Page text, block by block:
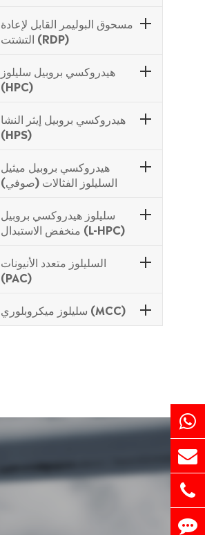
مسحوق البوليمر القابل لإعادة
التشتت (RDP)
هيدروكسي بروبيل سليلوز
(HPC)
هيدروكسي بروبيل إيثر النشا
(HPS)
هيدروكسي بروبيل ميثيل
السليلوز الفثالات (صوفي)
سليلوز هيدروكسي بروبيل
منخفض الاستبدال (L-HPC)
السليلوز متعدد الأنيونات
(PAC)
سليلوز ميكروبلوري (MCC)